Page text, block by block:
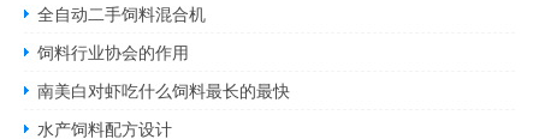
全自动二手饲料混合机
饲料行业协会的作用
南美白对虾吃什么饲料最长的最快
水产饲料配方设计